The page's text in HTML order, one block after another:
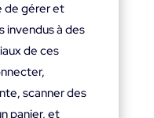
de gérer et
invendus à des
de ces
scanner des
panier, et